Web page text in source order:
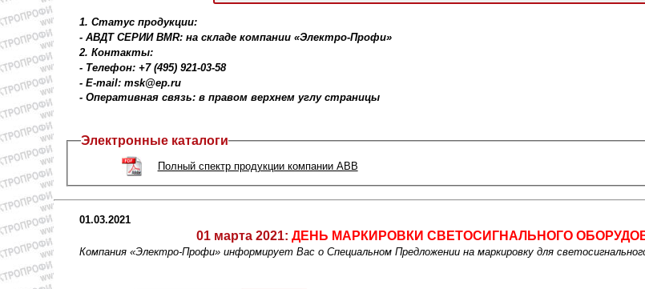
1. Статус продукции:
- АВДТ СЕРИИ BMR: на складе компании «Электро-Профи»
2. Контакты:
- Телефон: +7 (495) 921-03-58
- E-mail: msk@ep.ru
- Оперативная связь: в правом верхнем углу страницы
Электронные каталоги
Полный спектр продукции компании ABB
01.03.2021
01 марта 2021: ДЕНЬ МАРКИРОВКИ СВЕТОСИГНАЛЬНОГО
Компания «Электро-Профи» информирует Вас о Специальном Предложении на маркировку для